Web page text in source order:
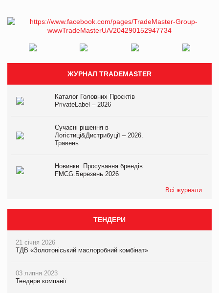
ЖУРНАЛ TRADEMASTER
Каталог Головних Проєктів
PrivateLabel – 2026
Сучасні рішення в
Логістиці&Дистрибуції – 2026.
Травень
Новинки. Просування брендів
FMCG.Березень 2026
Всі журнали
ТЕНДЕРИ
21 січня 2026
ТДВ «Золотоніський маслоробний комбінат»
03 липня 2023
Тендери компанії